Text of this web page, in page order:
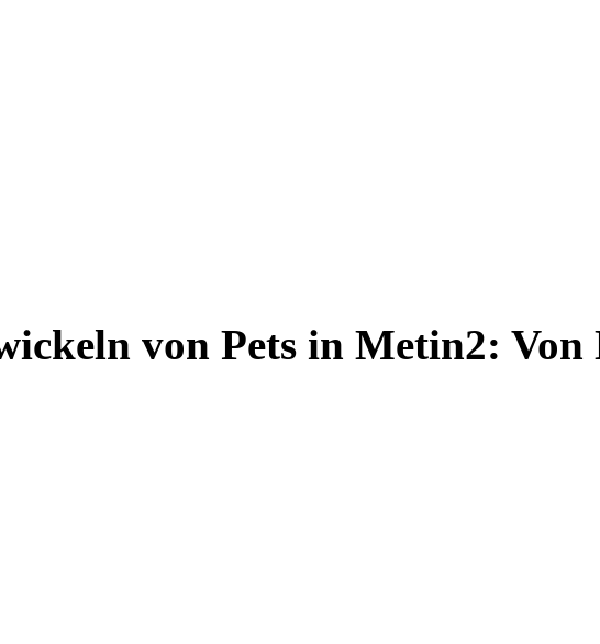
von Pets in Metin2: Von